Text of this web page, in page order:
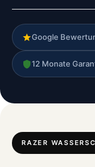
Google
12 Monate
RAZER